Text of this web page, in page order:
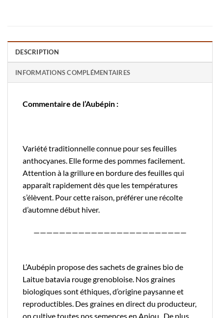
DESCRIPTION
INFORMATIONS COMPLÉMENTAIRES
Commentaire de l’Aubépin :
Variété traditionnelle connue pour ses feuilles
anthocyanes. Elle forme des pommes facilement.
Attention à la grillure en bordure des feuilles qui
apparaît rapidement dès que les températures
s’élèvent. Pour cette raison, préférer une récolte
d’automne début hiver.
————————————————————————
L’Aubépin propose des sachets de graines bio de
Laitue batavia rouge grenobloise. Nos graines
biologiques sont éthiques, d’origine paysanne et
reproductibles. Des graines en direct du producteur,
on cultive toutes nos semences en Anjou. De plus,